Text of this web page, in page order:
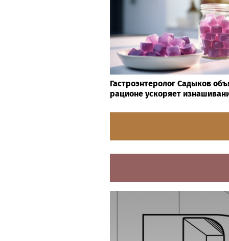
Гастроэнтеролог Садыков
рационе ускоряет